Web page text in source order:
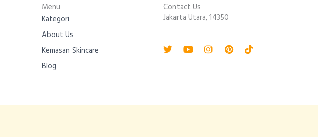
Menu
Kategori
About Us
Kemasan Skincare
Blog
Contact Us
Jakarta Utara, 14350
InstagramPinterestTiktok